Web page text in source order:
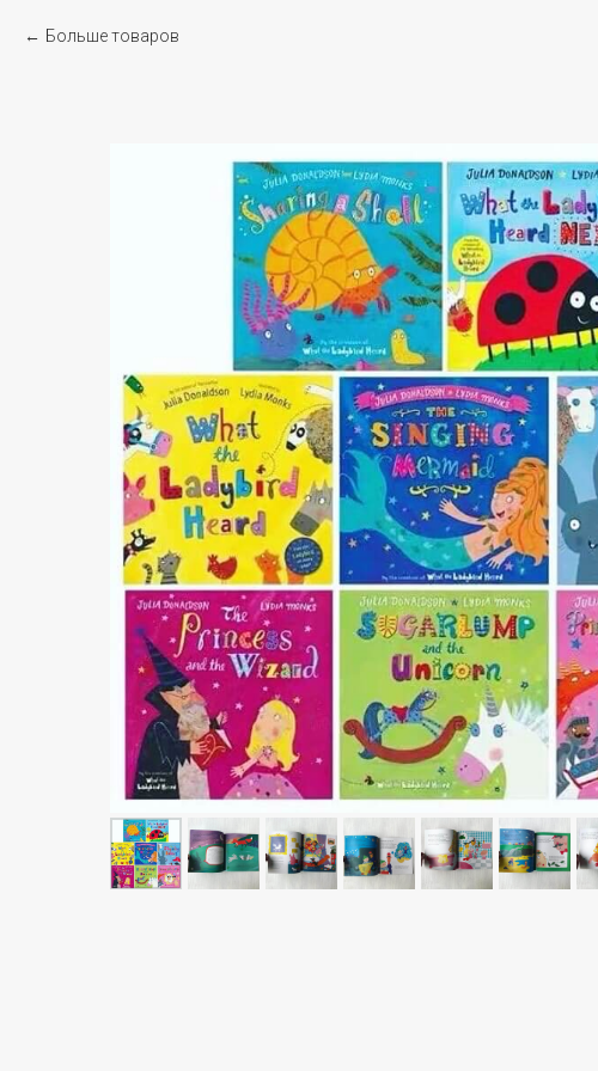
Больше товаров